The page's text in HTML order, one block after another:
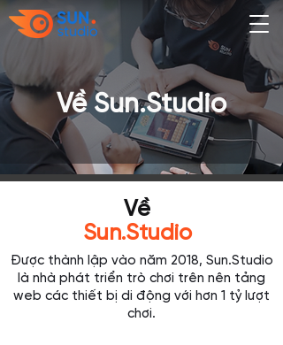
​Về Sun.Studio
Về
Sun.Studio
Được thành lập vào năm 2018, Sun.Studio
là nhà phát triển trò chơi trên nên tảng
web các thiết bị di động với hơn 1 tỷ lượt
chơi.